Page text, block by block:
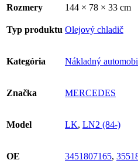
Rozmery 144 × 78 × 33 cm
Typ produktu Olejový chladič
Kategória Nákladný
Značka MERCEDES
Model LK, LN2 (84-)
OE 3451807165,